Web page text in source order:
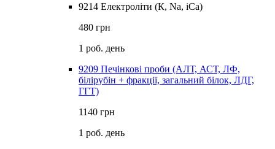
9214 Електроліти (К, Na, іСа)
480 грн
1 роб. день
9209 Печінкові проби (АЛТ, АСТ, ЛФ,
білірубін + фракції, загальний білок, ЛДГ,
ГГТ)
1140 грн
1 роб. день